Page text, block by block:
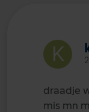
draadje
mis mn